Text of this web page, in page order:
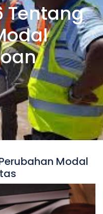
Tentang
Modal